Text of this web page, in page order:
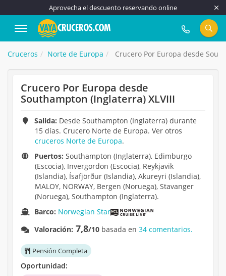
Aprovecha el descuento reservando online
917 815 555
Cruceros Norte de Europa Crucero Por Europa desde
Crucero Por Europa desde
Southampton (Inglaterra) XLVIII
Salida: Desde Southampton (Inglaterra) durante
15 días. Crucero Norte de Europa. Ver otros
cruceros Norte de Europa.
Puertos: Southampton (Inglaterra), Edimburgo
(Escocia), Invergordon (Escocia), Reykjavik
(Islandia), Ísafjörður (Islandia), Akureyri (Islandia),
MALOY, NORWAY, Bergen (Noruega), Stavanger
(Noruega), Southampton (Inglaterra).
Barco: Norwegian Star
Valoración: 7,8/10 basada en34 comentarios.
Pensión Completa
Oportunidad: